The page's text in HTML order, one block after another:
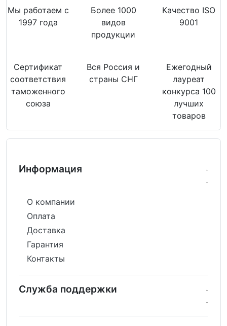
Мы работаем с
1997 года
Более 1000
видов
продукции
Качество ISO
9001
Сертификат
соответствия
таможенного
союза
Вся Россия и
страны СНГ
Ежегодный
лауреат
конкурса 100
лучших
товаров
Информация
О компании
Оплата
Доставка
Гарантия
Контакты
Служба поддержки